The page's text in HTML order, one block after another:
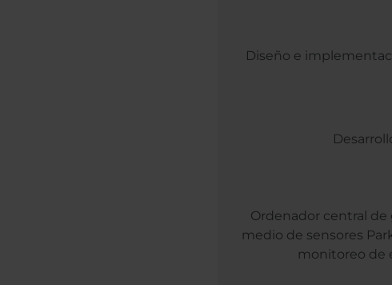
Diseño e
Ordenador central
medio de sensores
monitoreo de